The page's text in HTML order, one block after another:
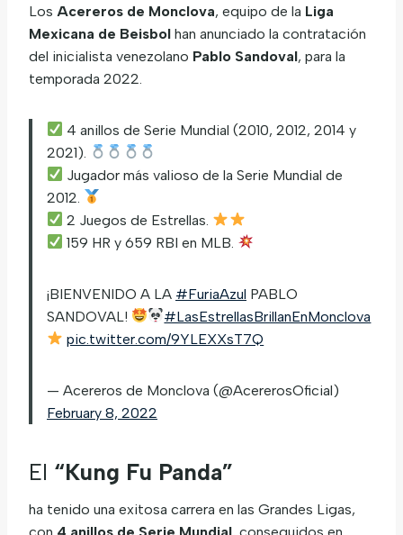
Los Acereros de Monclova, equipo de la Liga
Mexicana de Beisbol han anunciado la contratación
del inicialista venezolano Pablo Sandoval, para la
temporada 2022.
4 anillos de Serie Mundial (2010, 2012, 2014 y
2021).
Jugador más valioso de la Serie Mundial de
2012.
2 Juegos de Estrellas.
159 HR y 659 RBI en MLB.
¡BIENVENIDO A LA #FuriaAzul PABLO
SANDOVAL!
#LasEstrellasBrillanEnMonclova
pic.twitter.com/9YLEXXsT7Q
— Acereros de Monclova (@AcererosOficial)
February 8, 2022
El “Kung Fu Panda”
ha tenido una exitosa carrera en las Grandes Ligas,